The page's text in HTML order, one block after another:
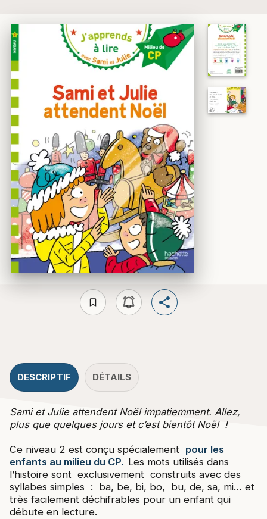
bookmark_border
DESCRIPTIF DÉTAILS
Sami et Julie attendent Noël impatiemment. Allez,
plus que quelques jours et c’est bientôt Noël !
Ce niveau 2 est conçu spécialement pour les
enfants au milieu du CP. Les mots utilisés dans
l’histoire sont exclusivement construits avec des
syllabes simples : ba, be, bi, bo, bu, de, sa, mi… et
très facilement déchifrables pour un enfant qui
débute en lecture.